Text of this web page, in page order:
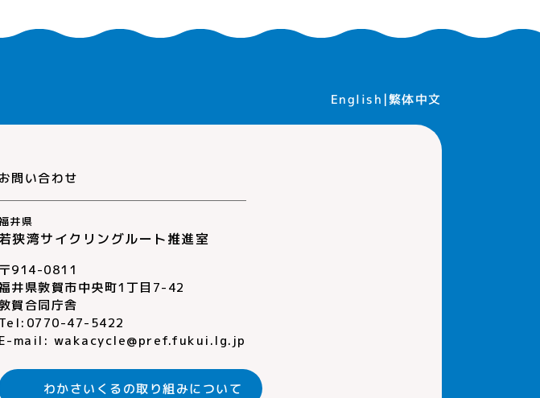
お問い合わせ
井県
狭湾サイクリングルート推進室
〒914-0811
井県敦賀市中央町1丁目7-42
賀合同庁舎
Tel:0770-47-5422
E-mail: wakacycle@pref.fukui.lg.jp
わかさいくるの取り組みについて
English 繁体中文